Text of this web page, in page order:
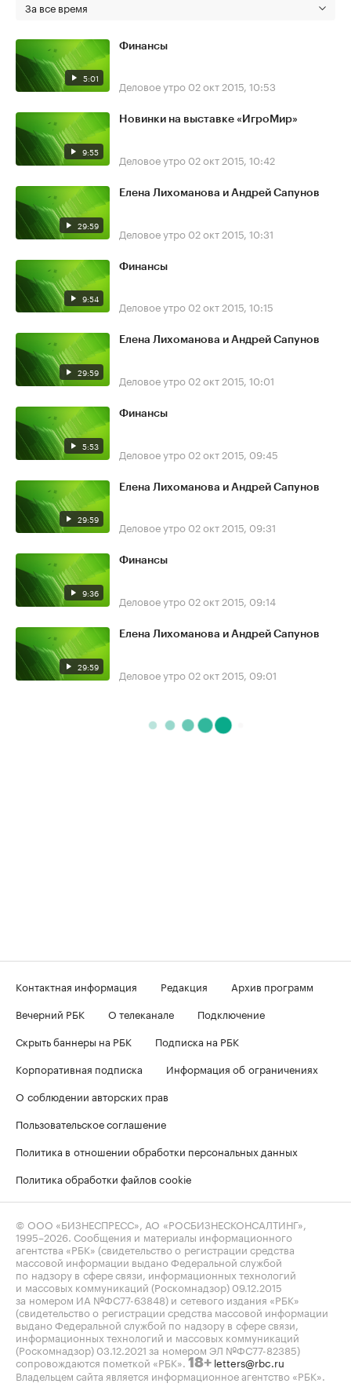
За все время
5:01
Финансы
Деловое утро 02 окт 2015, 10:53
9:55
Новинки на выставке «ИгроМир»
Деловое утро 02 окт 2015, 10:42
29:59
Елена Лихоманова и Андрей Сапунов
Деловое утро 02 окт 2015, 10:31
9:54
Финансы
Деловое утро 02 окт 2015, 10:15
29:59
Елена Лихоманова и Андрей Сапунов
Деловое утро 02 окт 2015, 10:01
5:53
Финансы
Деловое утро 02 окт 2015, 09:45
29:59
Елена Лихоманова и Андрей Сапунов
Деловое утро 02 окт 2015, 09:31
9:36
Финансы
Деловое утро 02 окт 2015, 09:14
29:59
Елена Лихоманова и Андрей Сапунов
Деловое утро 02 окт 2015, 09:01
Контактная информация Редакция
Архив программ
Вечерний РБК
О телеканале
Подключение
Скрыть баннеры на РБК
Подписка на РБК
Корпоративная подписка
Информация об ограничениях
О соблюдении авторских прав
Пользовательское соглашение
Политика в отношении обработки персональных данных
Политика обработки файлов cookie
© ООО «БИЗНЕСПРЕСС», АО «РОСБИЗНЕСКОНСАЛТИНГ»,
1995–2026 . Сообщения и материалы информационного
агентства «РБК» (свидетельство о регистрации средства
массовой информации выдано Федеральной службой
по надзору в сфере связи, информационных технологий
и массовых коммуникаций (Роскомнадзор) 09.12.2015
за номером ИА №ФС77-63848) и сетевого издания «РБК»
(свидетельство о регистрации средства массовой информации
выдано Федеральной службой по надзору в сфере связи,
информационных технологий и массовых коммуникаций
(Роскомнадзор) 03.12.2021 за номером ЭЛ №ФС77-82385)
сопровождаются пометкой «РБК». 18+ letters@rbc.ru
Владельцем сайта является информационное агентство «РБК».